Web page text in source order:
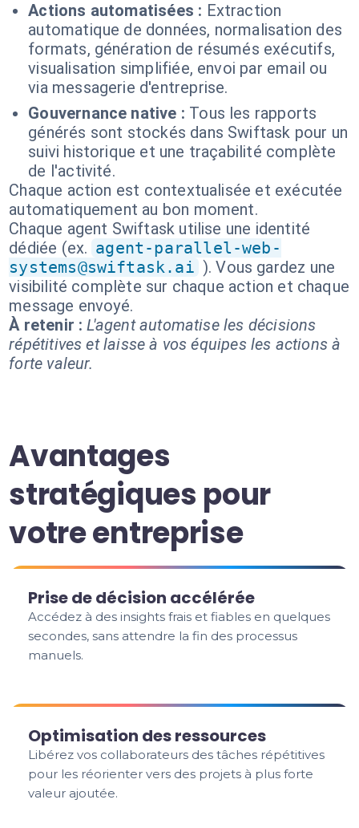
Actions automatisées : Extraction
automatique de données, normalisation des
formats, génération de résumés exécutifs,
visualisation simplifiée, envoi par email ou
via messagerie d'entreprise.
Gouvernance native : Tous les rapports
générés sont stockés dans Swiftask pour un
suivi historique et une traçabilité complète
de l'activité.
Chaque action est contextualisée et exécutée
automatiquement au bon moment.
Chaque agent Swiftask utilise une identité
dédiée (ex. agent-parallel-web-
systems@swiftask.ai ). Vous gardez une
visibilité complète sur chaque action et chaque
message envoyé.
À retenir : L'agent automatise les décisions
répétitives et laisse à vos équipes les actions à
forte valeur.
Avantages
stratégiques pour
votre entreprise
Prise de décision accélérée
Accédez à des insights frais et fiables en quelques
secondes, sans attendre la fin des processus
manuels.
Optimisation des ressources
Libérez vos collaborateurs des tâches répétitives
pour les réorienter vers des projets à plus forte
valeur ajoutée.